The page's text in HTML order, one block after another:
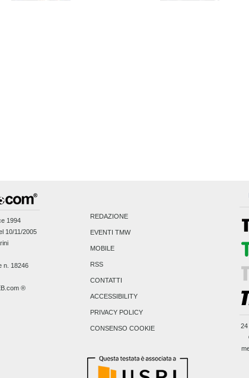
1994
10/11/2005
n. 18246
®
REDAZIONE
EVENTI TMW
MOBILE
RSS
CONTATTI
ACCESSIBILITY
PRIVACY POLICY
CONSENSO COOKIE 24